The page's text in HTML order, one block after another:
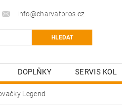
info@charvatbros.cz
DOPLŇKY SERVIS KOL
Legend